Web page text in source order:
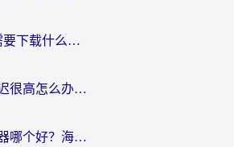
在国外玩QQ飞车需要下载什么加速器呢？海外党亲测有效的国服游戏加速指南
雪糕工厂国外玩延迟很高怎么办？海外玩家国服游戏加速终极攻略（附实测推荐）
打江南百景图加速器哪个好？海外党踩坑N次后，终于找到不卡的秘诀